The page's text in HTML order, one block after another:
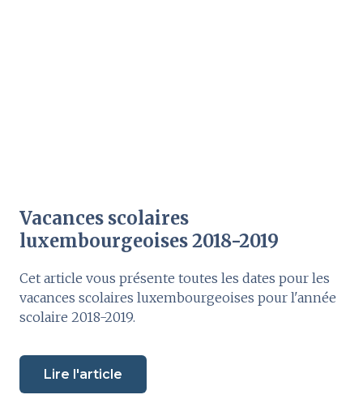
Vacances scolaires
luxembourgeoises 2018-2019
Cet article vous présente toutes les dates pour les
vacances scolaires luxembourgeoises pour l'année
scolaire 2018-2019.
Lire l'article